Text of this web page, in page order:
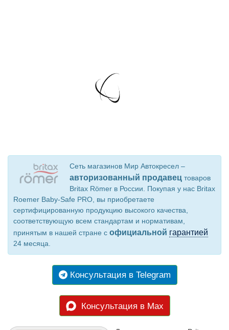
Сеть магазинов Мир Автокресел –
авторизованный продавец товаров
Britax Römer в России. Покупая у нас Britax
Roemer Baby-Safe PRO, вы приобретаете
сертифицированную продукцию высокого качества,
соответствующую всем стандартам и нормативам,
принятым в нашей стране с официальной гарантией
24 месяца.
Консультация в Telegram
Консультация в Max